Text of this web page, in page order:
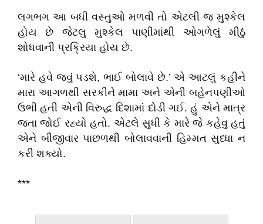
લગભગ આ બધી વસ્તુઓ મળવી તો એટલી જ મુશ્કેલ
હોય છે જેટલુ મુશ્કેલ પાણીમાંથી ઓગળેલું મીઠું
શોધવાની પ્રક્રિયા હોય છે.
‘મારે હવે જવું પડશે, ભાઈ બોલાવે છે.’ એ આટલું કહીને
મારા આગળથી સરકીને મામા અને એની બહેનપણીઓ
ઉભી હતી એની વિરુદ્ધ દિશામાં દોડી ગઈ. હું એને માત્ર
જતા જોઈ રહ્યો હતો. એટલે સુધી કે મારે જે કહેવુ હતું
એને બીજીવાર પાછળથી બોલાવવાની હિમ્મત સુધ્ધા ન
કરી શક્યો.
***